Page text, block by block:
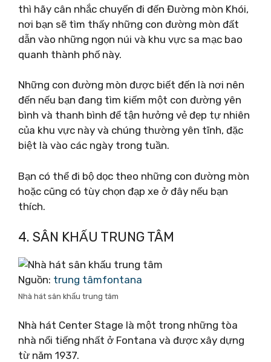
thì hãy cân nhắc chuyến đi đến Đường mòn Khói,
nơi bạn sẽ tìm thấy những con đường mòn đất
dẫn vào những ngọn núi và khu vực sa mạc bao
quanh thành phố này.
Những con đường mòn được biết đến là nơi nên
đến nếu bạn đang tìm kiếm một con đường yên
bình và thanh bình để tận hưởng vẻ đẹp tự nhiên
của khu vực này và chúng thường yên tĩnh, đặc
biệt là vào các ngày trong tuần.
Bạn có thể đi bộ dọc theo những con đường mòn
hoặc cũng có tùy chọn đạp xe ở đây nếu bạn
thích.
4. SÂN KHẤU TRUNG TÂM
Nguồn: trung tâmfontana
Nhà hát sân khấu trung tâm
Nhà hát Center Stage là một trong những tòa
nhà nổi tiếng nhất ở Fontana và được xây dựng
từ năm 1937.